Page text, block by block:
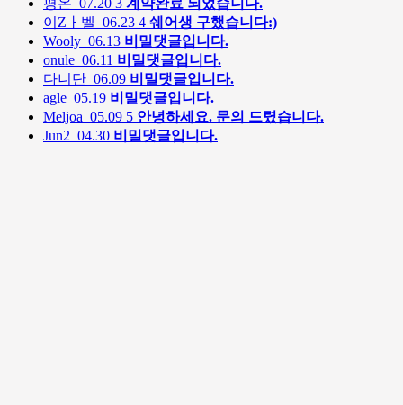
평온 07.20 3 계약완료 되었습니다.
이Zㅏ벨 06.23 4 쉐어생 구했습니다:)
Wooly 06.13 비밀댓글입니다.
onule 06.11 비밀댓글입니다.
다니단 06.09 비밀댓글입니다.
agle 05.19 비밀댓글입니다.
Meljoa 05.09 5 안녕하세요. 문의 드렸습니다.
Jun2 04.30 비밀댓글입니다.